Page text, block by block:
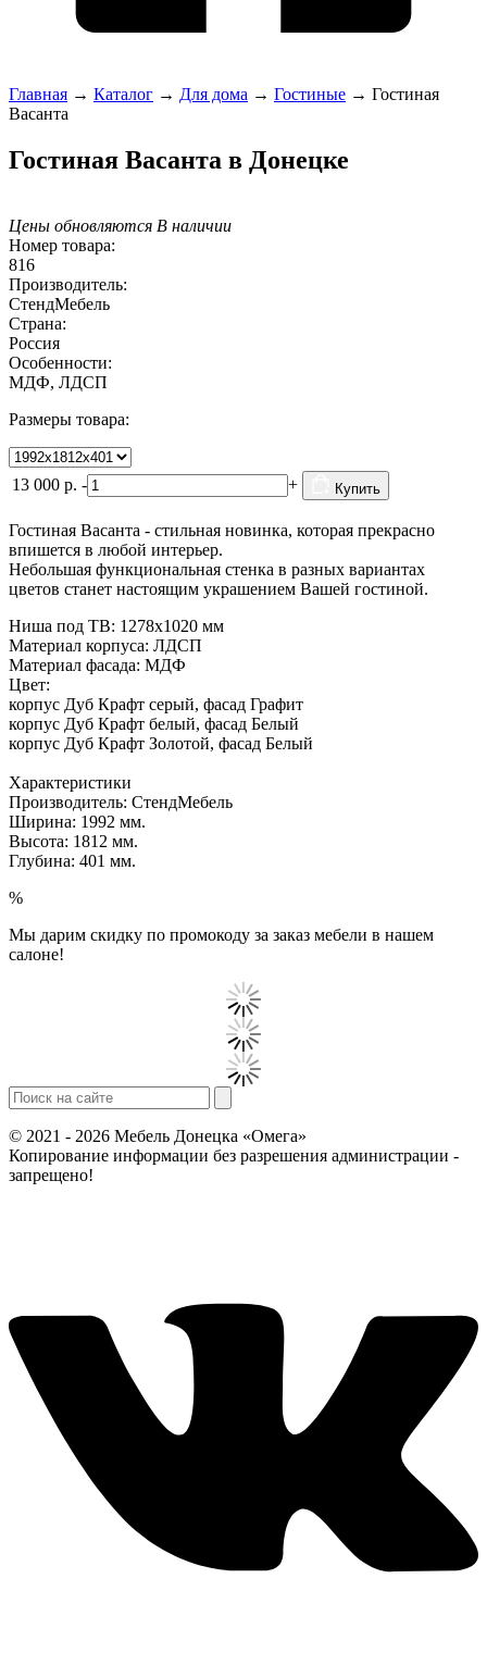
Главная → Каталог → Для дома → Гостиные → Гостиная
Васанта
Гостиная Васанта в Донецке
Цены обновляются В наличии
Номер товара:
816
Производитель:
СтендМебель
Страна:
Россия
Особенности:
МДФ, ЛДСП
Размеры товара:
13 000 р. - + Купить
Гостиная Васанта - стильная новинка, которая прекрасно
впишется в любой интерьер.
Небольшая функциональная стенка в разных вариантах
цветов станет настоящим украшением Вашей гостиной.
Ниша под ТВ: 1278х1020 мм
Материал корпуса: ЛДСП
Материал фасада: МДФ
Цвет:
корпус Дуб Крафт серый, фасад Графит
корпус Дуб Крафт белый, фасад Белый
корпус Дуб Крафт Золотой, фасад Белый
Характеристики
Производитель: СтендМебель
Ширина: 1992 мм.
Высота: 1812 мм.
Глубина: 401 мм.
%
Мы дарим скидку по промокоду за заказ мебели в нашем
салоне!
© 2021 - 2026 Мебель Донецка «Омега»
Копирование информации без разрешения администрации -
запрещено!